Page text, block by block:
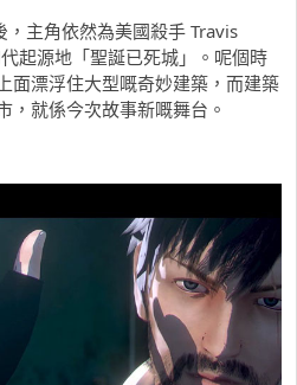
主角依然為美國殺手 Travis
起源地「聖誕已死城」。呢個時
面漂浮住大型嘅奇妙建築，而建築
，就係今次故事新嘅舞台。